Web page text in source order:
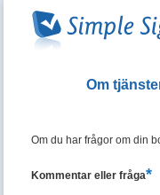
Om
Om du har frågor om din
Kommentar eller fråga*